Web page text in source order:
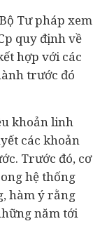
Tư pháp xem
quy định về
hợp với các
trước đó
khoản linh
các khoản
Trước đó, cơ
hệ thống
hàm ý rằng
năm tới